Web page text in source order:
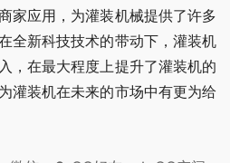
家应用，为灌装机械提供了许多
全新科技技术的带动下，灌装机
，在最大程度上提升了灌装机的
灌装机在未来的市场中有更为给